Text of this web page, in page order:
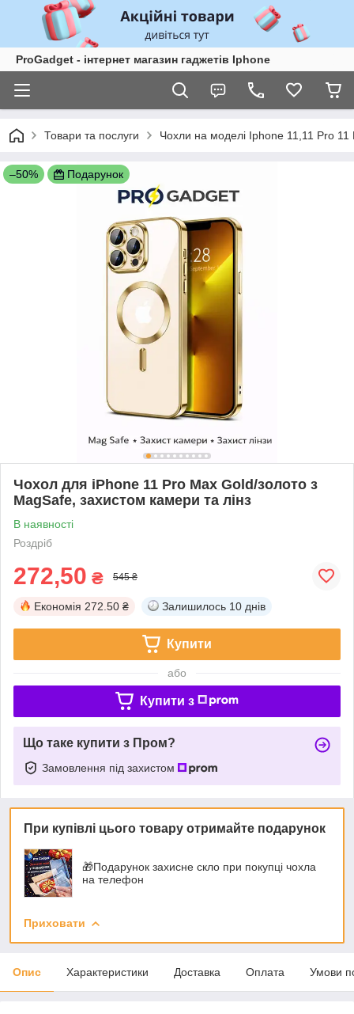
ProGadget - iнтернет магазин гаджетів Iphone
Товари та послуги Чохли на моделі Iphone 11,11 Pro 11
–50% Подарунок
Чохол для iPhone 11 Pro Max Gold/золото з
MagSafe, захистом камери та лінз
В наявності
Роздріб
272,50 ₴ 545 ₴
Економія 272.50 ₴ Залишилось 10 днів
Купити
або
Купити з
Що таке купити з Пром?
Замовлення під захистом
При купівлі цього товару отримайте подарунок
🎁Подарунок захисне скло при покупці чохла
на телефон
Приховати
Опис Характеристики Доставка Оплата Умови